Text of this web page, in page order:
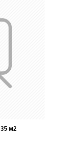
м2